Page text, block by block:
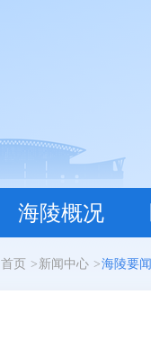
海陵概况
首页 > 新闻中心 >海陵要闻